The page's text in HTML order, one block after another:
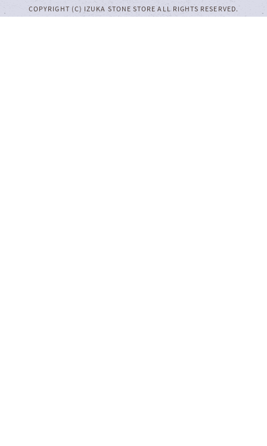
COPYRIGHT (C) IZUKA STONE STORE ALL RIGHTS RESERVED.